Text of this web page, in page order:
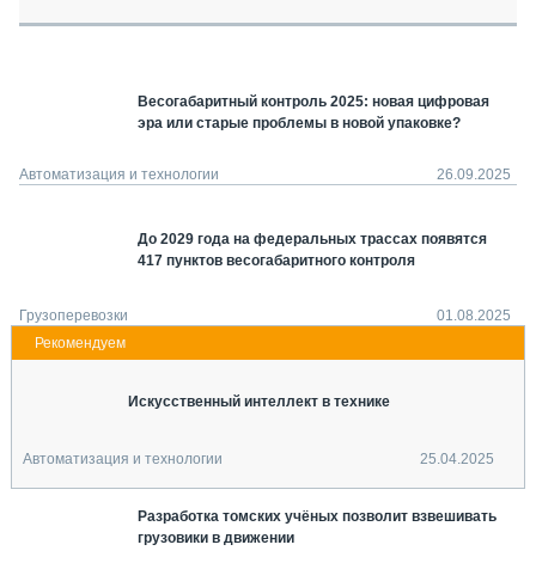
СТАТЬИ ПО КАТЕГОРИЯМ ТЕХНИКИ
Весогабаритный контроль 2025: новая цифровая
эра или старые проблемы в новой упаковке?
Автоматизация и технологии 26.09.2025
До 2029 года на федеральных трассах появятся
417 пунктов весогабаритного контроля
Грузоперевозки 01.08.2025
Искусственный интеллект в технике
Автоматизация и технологии 25.04.2025
Разработка томских учёных позволит взвешивать
грузовики в движении